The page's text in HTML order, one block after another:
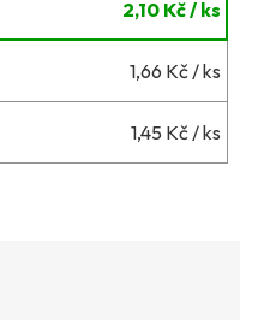
2,10 Kč/ ks
1,66 Kč / ks
1,45 Kč / ks